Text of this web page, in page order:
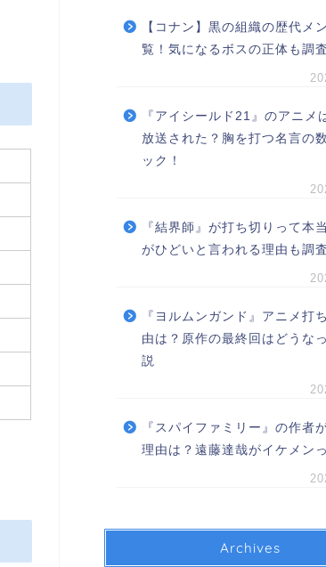
【コナン】黒の組織の歴代メ
覧！気になるボスの正体も調査
『アイシールド21』のアニメ
放送された？胸を打つ名言の
ック！
『結界師』が打ち切りって本
がひどいと言われる理由も調査
『ヨルムンガンド』アニメ打
由は？原作の最終回はどうな
説
『スパイファミリー』の作者
理由は？遠藤達哉がイケメン
Archives